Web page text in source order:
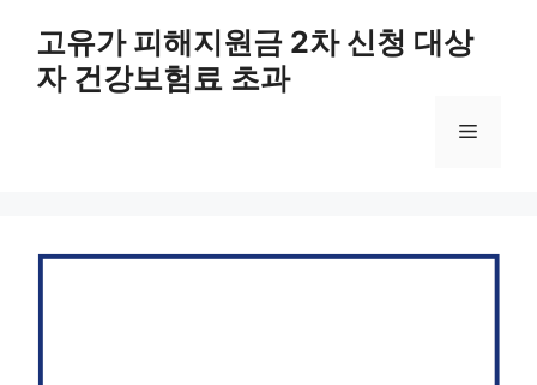
고유가 피해지원금 2차 신청 대상
자 건강보험료 초과
메